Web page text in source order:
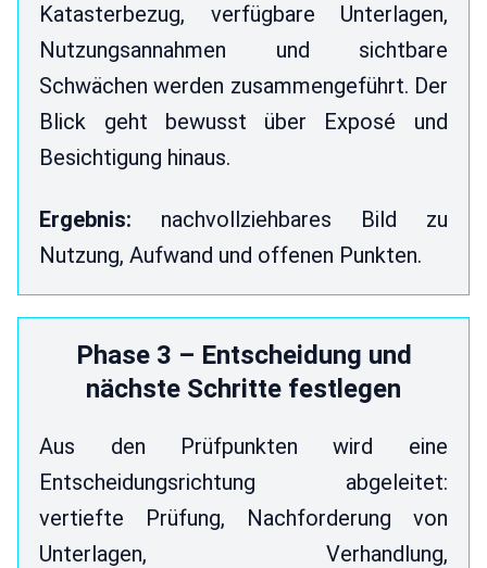
Katasterbezug, verfügbare Unterlagen,
Nutzungsannahmen und sichtbare
Schwächen werden zusammengeführt. Der
Blick geht bewusst über Exposé und
Besichtigung hinaus.
Ergebnis: nachvollziehbares Bild zu
Nutzung, Aufwand und offenen Punkten.
Phase 3 – Entscheidung und
nächste Schritte festlegen
Aus den Prüfpunkten wird eine
Entscheidungsrichtung abgeleitet:
vertiefte Prüfung, Nachforderung von
Unterlagen, Verhandlung,